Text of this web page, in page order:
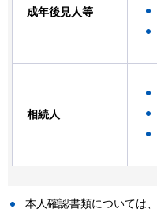
成年後見人等
相続人
本人確認書類については、